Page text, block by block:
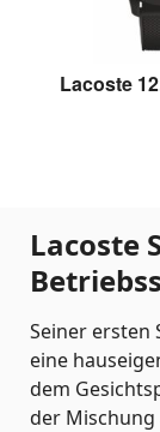
Lacoste
Lacoste
Seiner ersten
eine
dem
der